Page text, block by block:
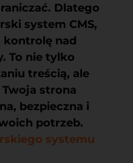
Dlatego
system CMS,
kontrolę nad
To nie tylko
treścią, ale
strona
bezpieczna i
potrzeb.
systemu